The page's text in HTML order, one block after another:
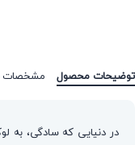
توضیحات محصول
در دنیایی که سادگی، به